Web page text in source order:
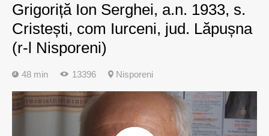
Grigoriță Ion Serghei, a.n. 1933, s.
Cristești, com Iurceni, jud. Lăpușna
(r-l Nisporeni)
48 min 13396 Nisporeni